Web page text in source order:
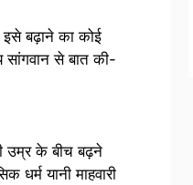
बढ़ाने का कोई
सांगवान से बात की-
उम्र के बीच बढ़ने
यानी माहवारी